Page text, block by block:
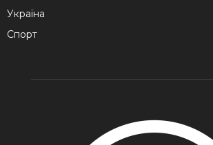
Україна
Спорт